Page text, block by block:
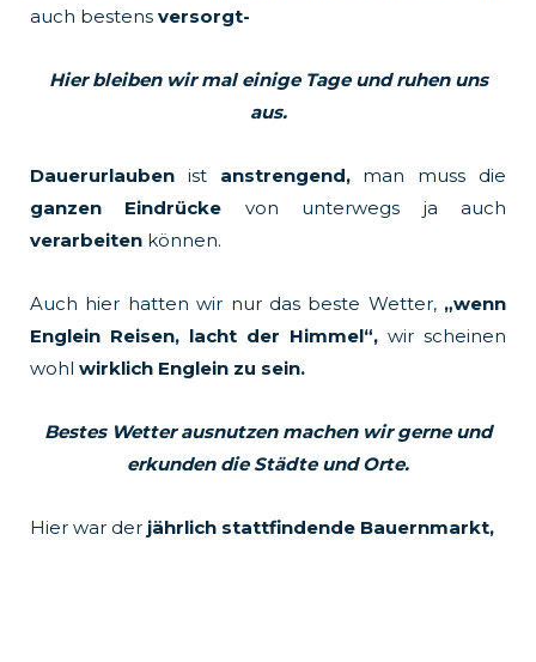
auch bestens versorgt-
Hier bleiben wir mal einige Tage und ruhen uns
aus.
Dauerurlauben ist anstrengend,man muss die
ganzen Eindrücke von unterwegs ja auch
verarbeiten können.
Auch hier hatten wir nur das beste Wetter, „wenn
Englein Reisen, lacht der Himmel“, wir scheinen
wohl wirklich Englein zu sein.
Bestes Wetter ausnutzen machen wir gerne und
erkunden die Städte und Orte.
Hier war der jährlich stattfindende Bauernmarkt,